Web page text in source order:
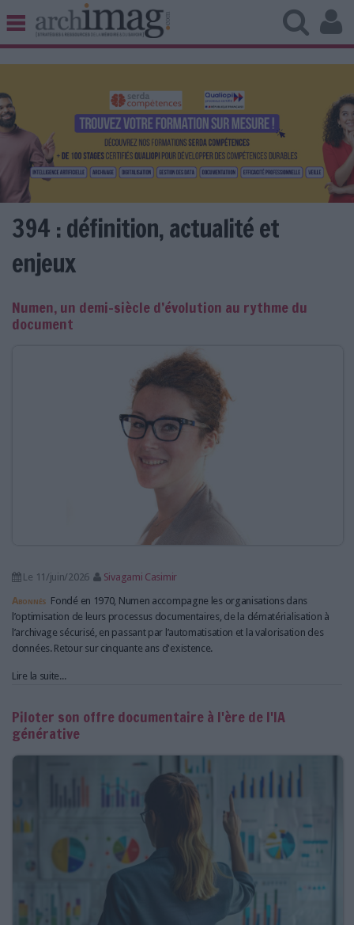
BIBLIOTHÈQUE ÉDITION
UNIVERS DATA
TRAVAIL COLLABORATIF
VIE NUMÉRIQUE
NUMÉRIQUE RESPONSABLE
LES NEWSLETTERS
NOS OFFRES D'ABONNEMENTS
394 : définition, actualité et
enjeux
Numen, un demi-siècle d’évolution au rythme du
document
Le 11/juin/2026
Sivagami Casimir
Abonnés Fondé en 1970, Numen accompagne les organisations dans
l’optimisation de leurs processus documentaires, de la dématérialisation à
l’archivage sécurisé, en passant par l’automatisation et la valorisation des
données. Retour sur cinquante ans d'existence.
Lire la suite...
Piloter son offre documentaire à l'ère de l'IA
générative